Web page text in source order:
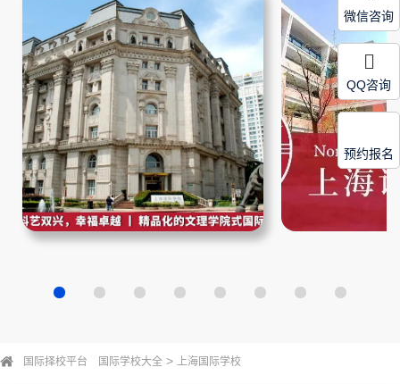
国际择校平台 国际学校大全 > 上海国际学校
微信咨询
QQ咨询
预约报名